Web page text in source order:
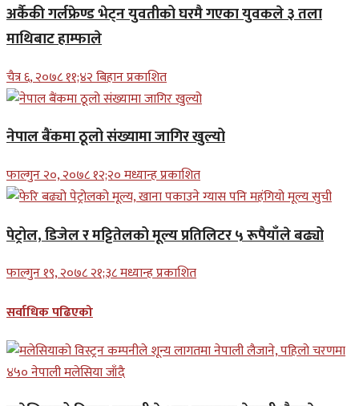
अर्कैकी गर्लफ्रेण्ड भेट्न युवतीको घरमै गएका युवकले ३ तला
माथिबाट हाम्फाले
चैत्र ६, २०७८ ११;४२ बिहान प्रकाशित
नेपाल बैंकमा ठूलो संख्यामा जागिर खुल्यो
फाल्गुन २०, २०७८ १२;२० मध्यान्ह प्रकाशित
पेट्रोल, डिजेल र मट्टितेलको मूल्य प्रतिलिटर ५ रूपैयाँले बढ्यो
फाल्गुन १९, २०७८ २१;३८ मध्यान्ह प्रकाशित
सर्वाधिक पढिएको